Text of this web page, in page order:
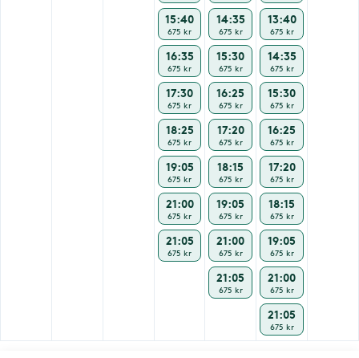
15:40
675 kr
16:35
675 kr
17:30
675 kr
18:25
675 kr
19:05
675 kr
21:00
675 kr
21:05
675 kr
14:35
675 kr
15:30
675 kr
16:25
675 kr
17:20
675 kr
18:15
675 kr
19:05
675 kr
21:00
675 kr
21:05
675 kr
13:40
675 kr
14:35
675 kr
15:30
675 kr
16:25
675 kr
17:20
675 kr
18:15
675 kr
19:05
675 kr
21:00
675 kr
21:05
675 kr